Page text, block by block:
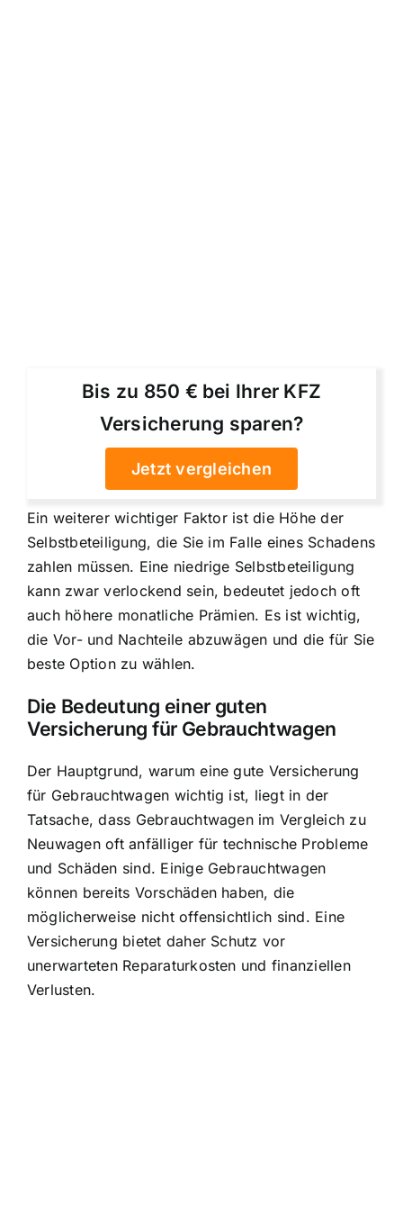
Bis zu 850 € bei Ihrer KFZ
Versicherung sparen?
Jetzt vergleichen
Ein weiterer wichtiger Faktor ist die Höhe der
Selbstbeteiligung, die Sie im Falle eines Schadens
zahlen müssen. Eine niedrige Selbstbeteiligung
kann zwar verlockend sein, bedeutet jedoch oft
auch höhere monatliche Prämien. Es ist wichtig,
die Vor- und Nachteile abzuwägen und die für Sie
beste Option zu wählen.
Die Bedeutung einer guten
Versicherung für Gebrauchtwagen
Der Hauptgrund, warum eine gute Versicherung
für Gebrauchtwagen wichtig ist, liegt in der
Tatsache, dass Gebrauchtwagen im Vergleich zu
Neuwagen oft anfälliger für technische Probleme
und Schäden sind. Einige Gebrauchtwagen
können bereits Vorschäden haben, die
möglicherweise nicht offensichtlich sind. Eine
Versicherung bietet daher Schutz vor
unerwarteten Reparaturkosten und finanziellen
Verlusten.